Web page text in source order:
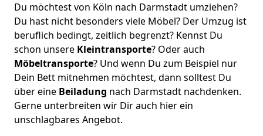
Du möchtest von Köln nach Darmstadt umziehen?
Du hast nicht besonders viele Möbel? Der Umzug ist
beruflich bedingt, zeitlich begrenzt? Kennst Du
schon unsere Kleintransporte? Oder auch
Möbeltransporte? Und wenn Du zum Beispiel nur
Dein Bett mitnehmen möchtest, dann solltest Du
über eine Beiladung nach Darmstadt nachdenken.
Gerne unterbreiten wir Dir auch hier ein
unschlagbares Angebot.